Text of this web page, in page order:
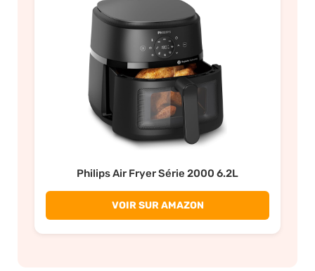
Philips Air Fryer Série 2000 6.2L
VOIR SUR AMAZON